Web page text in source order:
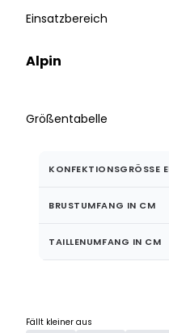
Einsatzbereich
Alpin
Größentabelle
KONFEKTIONSGRÖSSE EU
BRUSTUMFANG IN CM
TAILLENUMFANG IN CM
Fällt kleiner aus